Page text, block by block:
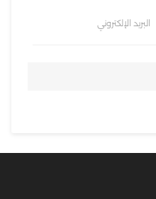
البريد الإلكتروني